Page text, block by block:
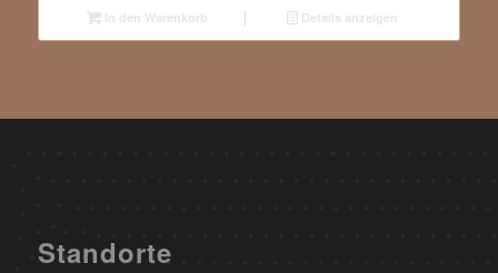
In den Warenkorb Details anzeigen
Standorte